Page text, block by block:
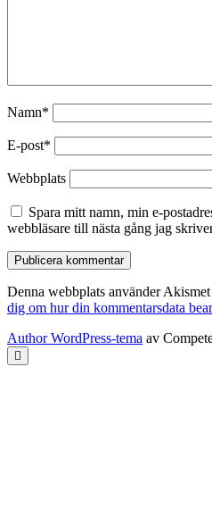
Namn*
E-post*
Webbplats
Spara mitt namn, min e-
webbläsare till nästa gång jag
Denna webbplats använder
dig om hur din kommentarsdata
Author WordPress-tema av
Rulla
till